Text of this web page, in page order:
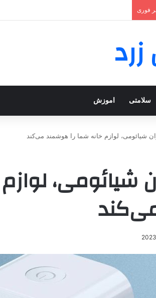
فوری
سلامتی اموزش
شیائومی، لوازم خانه شما را هوشمند می‌کند
شیائومی،